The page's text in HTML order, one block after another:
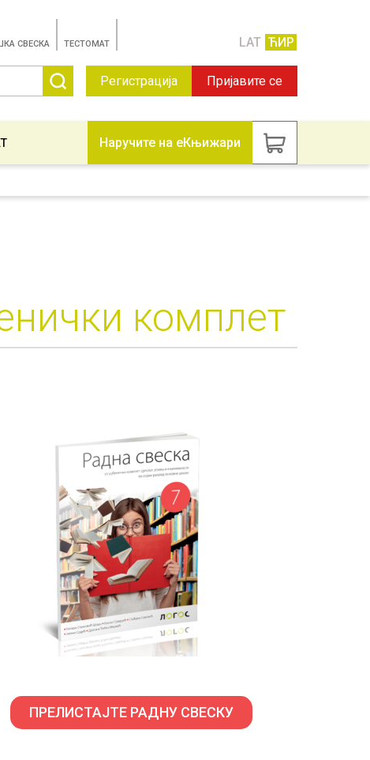
СВЕСКА TЕСТОМАТ LAT ЋИР
Регистрација Пријавите се
Наручите на еКњижари
комплет
ПРЕЛИСТАЈТЕ РАДНУ СВЕСКУ